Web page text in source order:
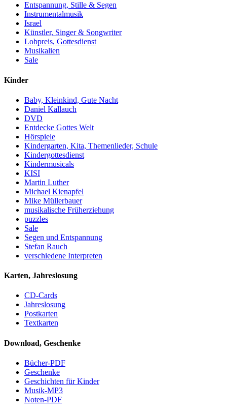
Entspannung, Stille & Segen
Instrumentalmusik
Israel
Künstler, Singer & Songwriter
Lobpreis, Gottesdienst
Musikalien
Sale
Kinder
Baby, Kleinkind, Gute Nacht
Daniel Kallauch
DVD
Entdecke Gottes Welt
Hörspiele
Kindergarten, Kita, Themenlieder, Schule
Kindergottesdienst
Kindermusicals
KISI
Martin Luther
Michael Kienapfel
Mike Müllerbauer
musikalische Früherziehung
puzzles
Sale
Segen und Entspannung
Stefan Rauch
verschiedene Interpreten
Karten, Jahreslosung
CD-Cards
Jahreslosung
Postkarten
Textkarten
Download, Geschenke
Bücher-PDF
Geschenke
Geschichten für Kinder
Musik-MP3
Noten-PDF